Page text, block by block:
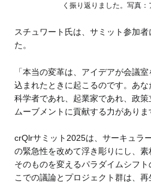
く振り返りました。写真
スチュワート氏は、サミット参加
た。
「本当の変革は、アイデアが会議
込まれたときに起こるのです。あな
科学者であれ、起業家であれ、政
ムーブメントに貢献する力がありま
crQlrサミット2025は、サーキュラ
の緊急性を改めて浮き彫りにし、
そのものを変えるパラダイムシフ
こでの議論とプロジェクト群は、